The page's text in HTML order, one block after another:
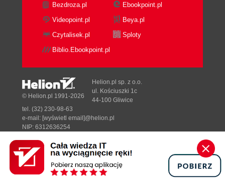
Bezdroza.pl
Ebookpoint.pl
Videopoint.pl
Beya.pl
Czytalisek.pl
Sploty
Biblio.Ebookpoint.pl
Designed with ♥ byTonik.pl
© Helion.pl 1991-2026
Helion.pl sp. z o.o.
ul. Kościuszki 1c
44-100 Gliwice
tel. (32) 230-98-63
e-mail: [wyświetl email]@helion.pl
NIP: 6312636254
Pełna wersja strony »